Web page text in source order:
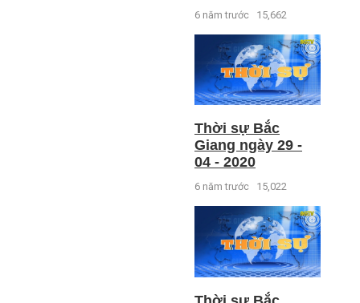
6 năm trước 15,662
Thời sự Bắc
Giang ngày 29 -
04 - 2020
6 năm trước 15,022